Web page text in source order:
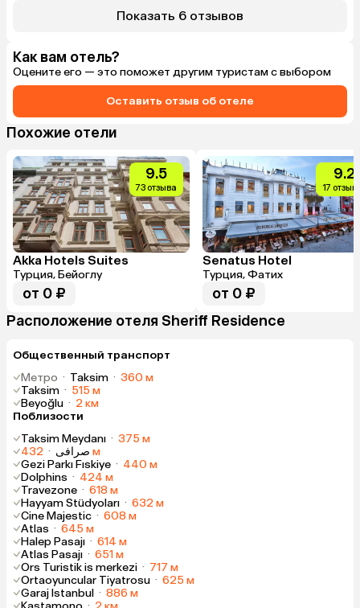
Показать 6 отзывов
Как вам отель?
Оцените его — это поможет другим туристам с выбором
Оставить отзыв об отеле
Похожие отели
9.5
73 отзыва
Akka Hotels Suites
Турция, Бейоглу
от 0 ₽
9.2
17
Senatus Hotel
Турция, Фатих
от 0 ₽
Расположение отеля Sheriff Residence
Общественный транспорт
Метро · Taksim · 360 м
Taksim · 515 м
Beyoğlu · 2 км
Поблизости
Taksim Meydanı · 375 м
صرافی ·
432 м
Gezi Parkı Fıskiye · 440 м
Dolphins · 424 м
Travezone · 618 м
Hayyam Stüdyoları · 632 м
Cine Majestic · 608 м
Atlas · 645 м
Halep Pasajı · 614 м
Atlas Pasajı · 651 м
Ors Turistik is merkezi · 717 м
Ortaoyuncular Tiyatrosu · 625 м
Garaj Istanbul · 886 м